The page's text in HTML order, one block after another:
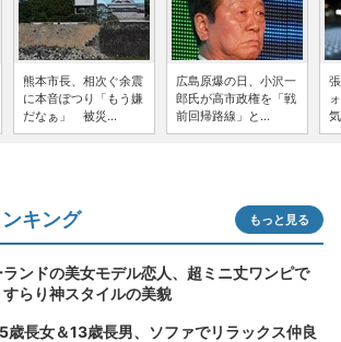
熊本市長、相次ぐ余震
に本音ぽつり「もう嫌
だなぁ」 被災...
広島原爆の日、小沢一
郎氏が高市政権を「戦
前回帰路線」と...
キング もっと見る
ンドの美女モデル恋人、超ミニ丈ワンピで
らり神スタイルの美貌
歳長女＆13歳長男、ソファでリラックス仲良